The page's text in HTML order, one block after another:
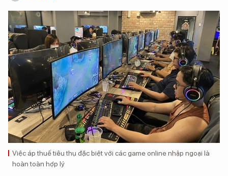
Việc áp thuế tiêu thụ đặc biệt với các game online nhập ngoại là
hoàn toàn hợp lý